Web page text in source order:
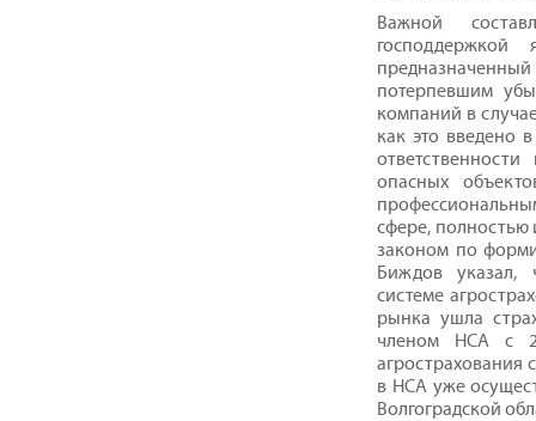
Важной
господдержкой
потерпевшим
компаний в
как это введено
опасных
сфере, полностью
законом по
Биждов указал,
системе
рынка ушла
членом НСА с
агрострахования
в НСА уже
Волгоградской